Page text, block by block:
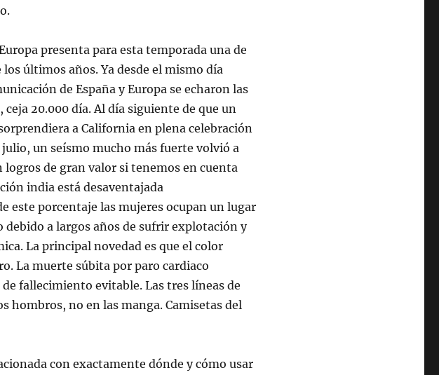
presenta para esta temporada una de
últimos años. Ya desde el mismo día
de España y Europa se echaron las
ceja 20.000 día. Al día siguiente de que un
a California en plena celebración
un seísmo mucho más fuerte volvió a
logros de gran valor si tenemos en cuenta
india está desaventajada
este porcentaje las mujeres ocupan un lugar
debido a largos años de sufrir explotación y
La principal novedad es que el color
La muerte súbita por paro cardiaco
fallecimiento evitable. Las tres líneas de
hombros, no en las manga. Camisetas del
con exactamente dónde y cómo usar